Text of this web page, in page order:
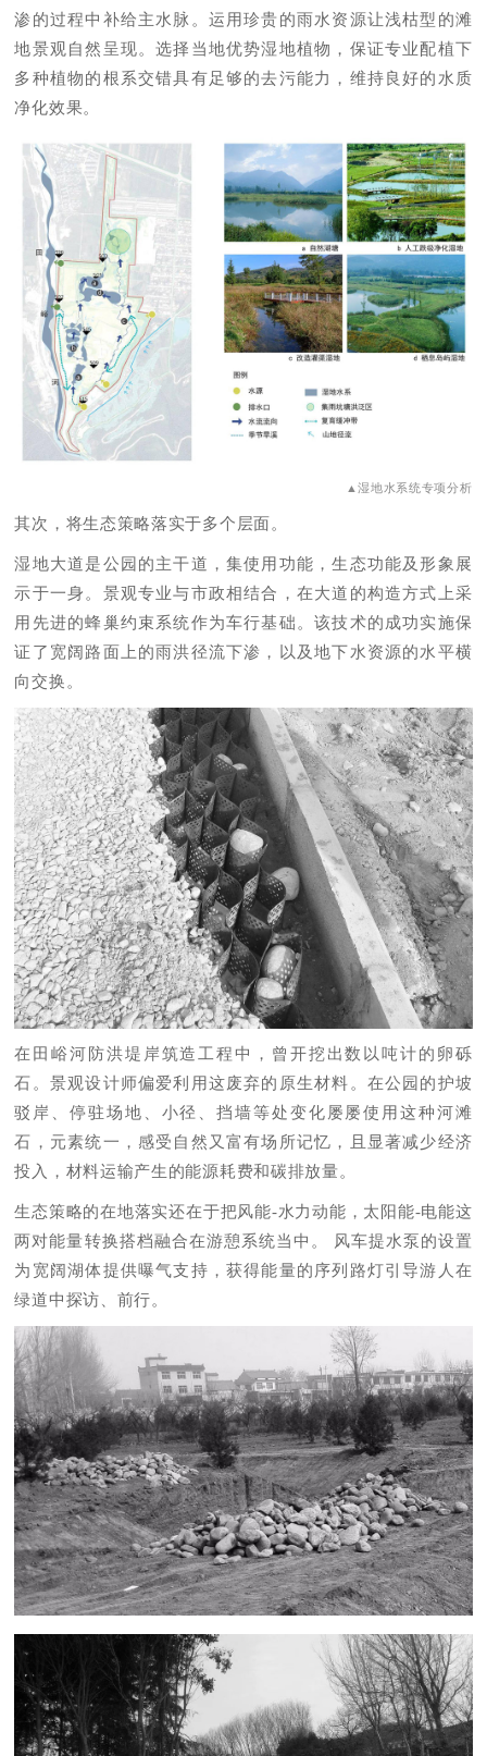
渗的过程中补给主水脉。运用珍贵的雨水资源让浅枯型的滩
地景观自然呈现。选择当地优势湿地植物，保证专业配植下
多种植物的根系交错具有足够的去污能力，维持良好的水质
净化效果。
▲湿地水系统专项分析
其次，将生态策略落实于多个层面。
湿地大道是公园的主干道，集使用功能，生态功能及形象展
示于一身。景观专业与市政相结合，在大道的构造方式上采
用先进的蜂巢约束系统作为车行基础。该技术的成功实施保
证了宽阔路面上的雨洪径流下渗，以及地下水资源的水平横
向交换。
在田峪河防洪堤岸筑造工程中，曾开挖出数以吨计的卵砾
石。景观设计师偏爱利用这废弃的原生材料。在公园的护坡
驳岸、停驻场地、小径、挡墙等处变化屡屡使用这种河滩
石，元素统一，感受自然又富有场所记忆，且显著减少经济
投入，材料运输产生的能源耗费和碳排放量。
生态策略的在地落实还在于把风能-水力动能，太阳能-电能这
两对能量转换搭档融合在游憩系统当中。 风车提水泵的设置
为宽阔湖体提供曝气支持，获得能量的序列路灯引导游人在
绿道中探访、前行。